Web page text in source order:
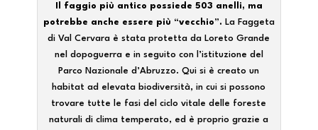
Il faggio più antico possiede 503 anelli, ma
potrebbe anche essere più “vecchio”. La Faggeta
di Val Cervara è stata protetta da Loreto Grande
nel dopoguerra e in seguito con l’istituzione del
Parco Nazionale d’Abruzzo. Qui si è creato un
habitat ad elevata biodiversità, in cui si possono
trovare tutte le fasi del ciclo vitale delle foreste
naturali di clima temperato, ed è proprio grazie a